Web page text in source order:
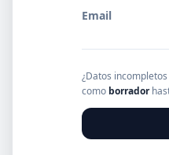
Email
¿Datos
como borrador